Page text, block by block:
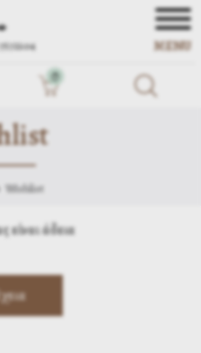
MENU
0
Wishlist
άδεια